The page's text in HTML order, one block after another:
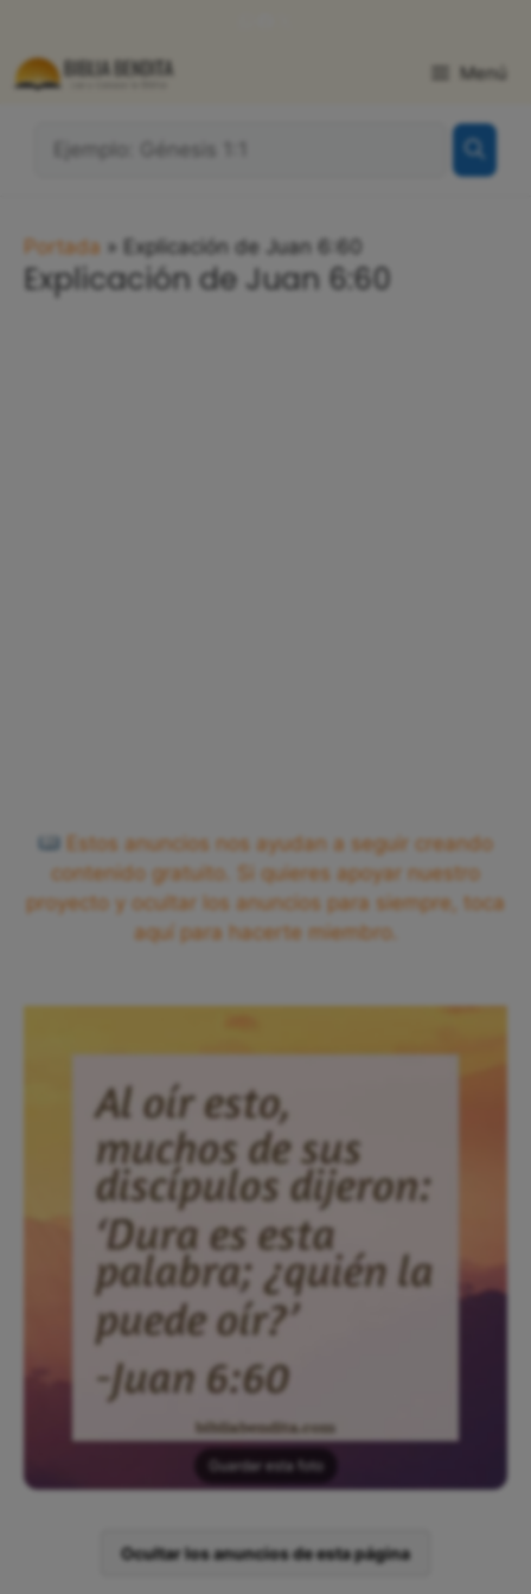
contenido
Menú
Portada » Explicación de Juan 6:60
Explicación de Juan 6:60
Estos anuncios nos ayudan a seguir creando
contenido gratuito. Si quieres apoyar nuestro
proyecto y ocultar los anuncios para siempre, toca
aquí para hacerte miembro.
Guardar esta foto
Ocultar los anuncios de esta página